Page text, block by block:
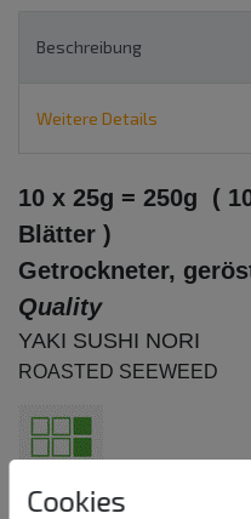
Beschreibung
Weitere Details
10 x 25g = 250g (
Blätter )
Getrockneter,
Quality
YAKI SUSHI NORI
ROASTED SEEWEED
Cookies